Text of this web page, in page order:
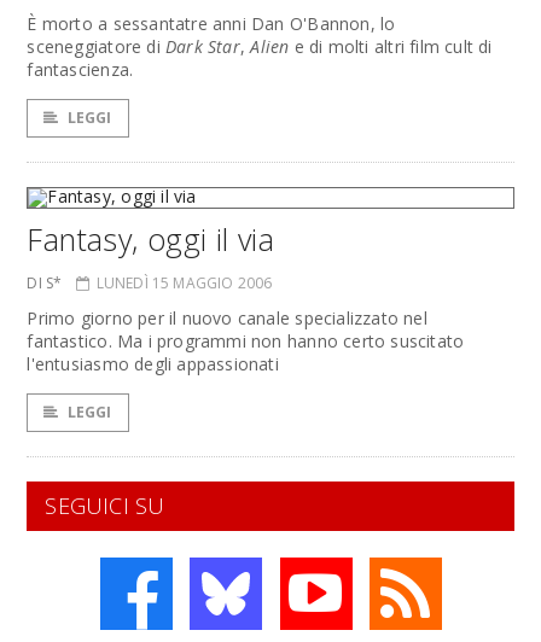
È morto a sessantatre anni Dan O'Bannon, lo
sceneggiatore di Dark Star,Alien e di molti altri film cult di
fantascienza.
LEGGI
Fantasy, oggi il via
DI S* LUNEDÌ 15 MAGGIO 2006
Primo giorno per il nuovo canale specializzato nel
fantastico. Ma i programmi non hanno certo suscitato
l'entusiasmo degli appassionati
LEGGI
SEGUICI SU